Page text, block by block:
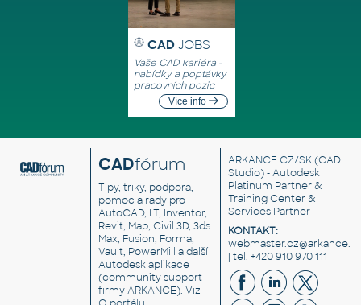
CAD JOBS
Vaše CAD kariéra -
nabídky a poptávky
pracovních pozic
Více info
CADfórum
Tipy, triky, podpora,
pomoc a rady pro
AutoCAD, LT, Inventor,
Revit, Map, Civil 3D, 3ds
Max, Fusion, Forma,
Vault, PowerMill a další
Autodesk aplikace
(community support
firmy ARKANCE). Viz
ARKANCE CZ/SK(CAD
Studio) - Autodesk
Platinum Partner &
Training Center &
Services Partner
KONTAKT:
| tel. +420 910 970 111